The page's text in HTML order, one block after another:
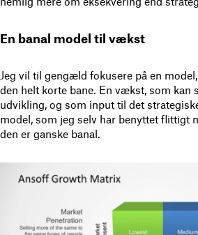
En banal model til vækst
Jeg vil til gengæld fokusere på en
den helt korte bane. En vækst, som kan
udvikling, og som input til det
model, som jeg selv har benyttet flittigt
den er ganske banal.